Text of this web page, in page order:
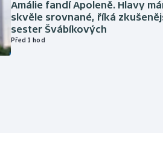
Amálie fandí Apoleně. Hlavy
skvěle srovnané, říká
sester Švábíkových
Před 1 hod